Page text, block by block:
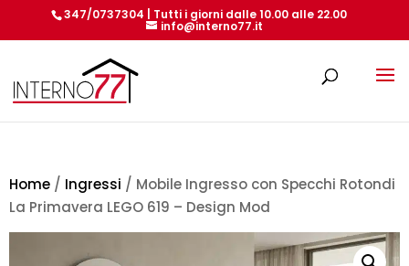
347/0737304 | Tutti i giorni dalle 10.00 alle 22.00
info@interno77.it
Home / Ingressi / Mobile Ingresso con Specchi Rotondi
La Primavera LEGO 619 – Design Mod